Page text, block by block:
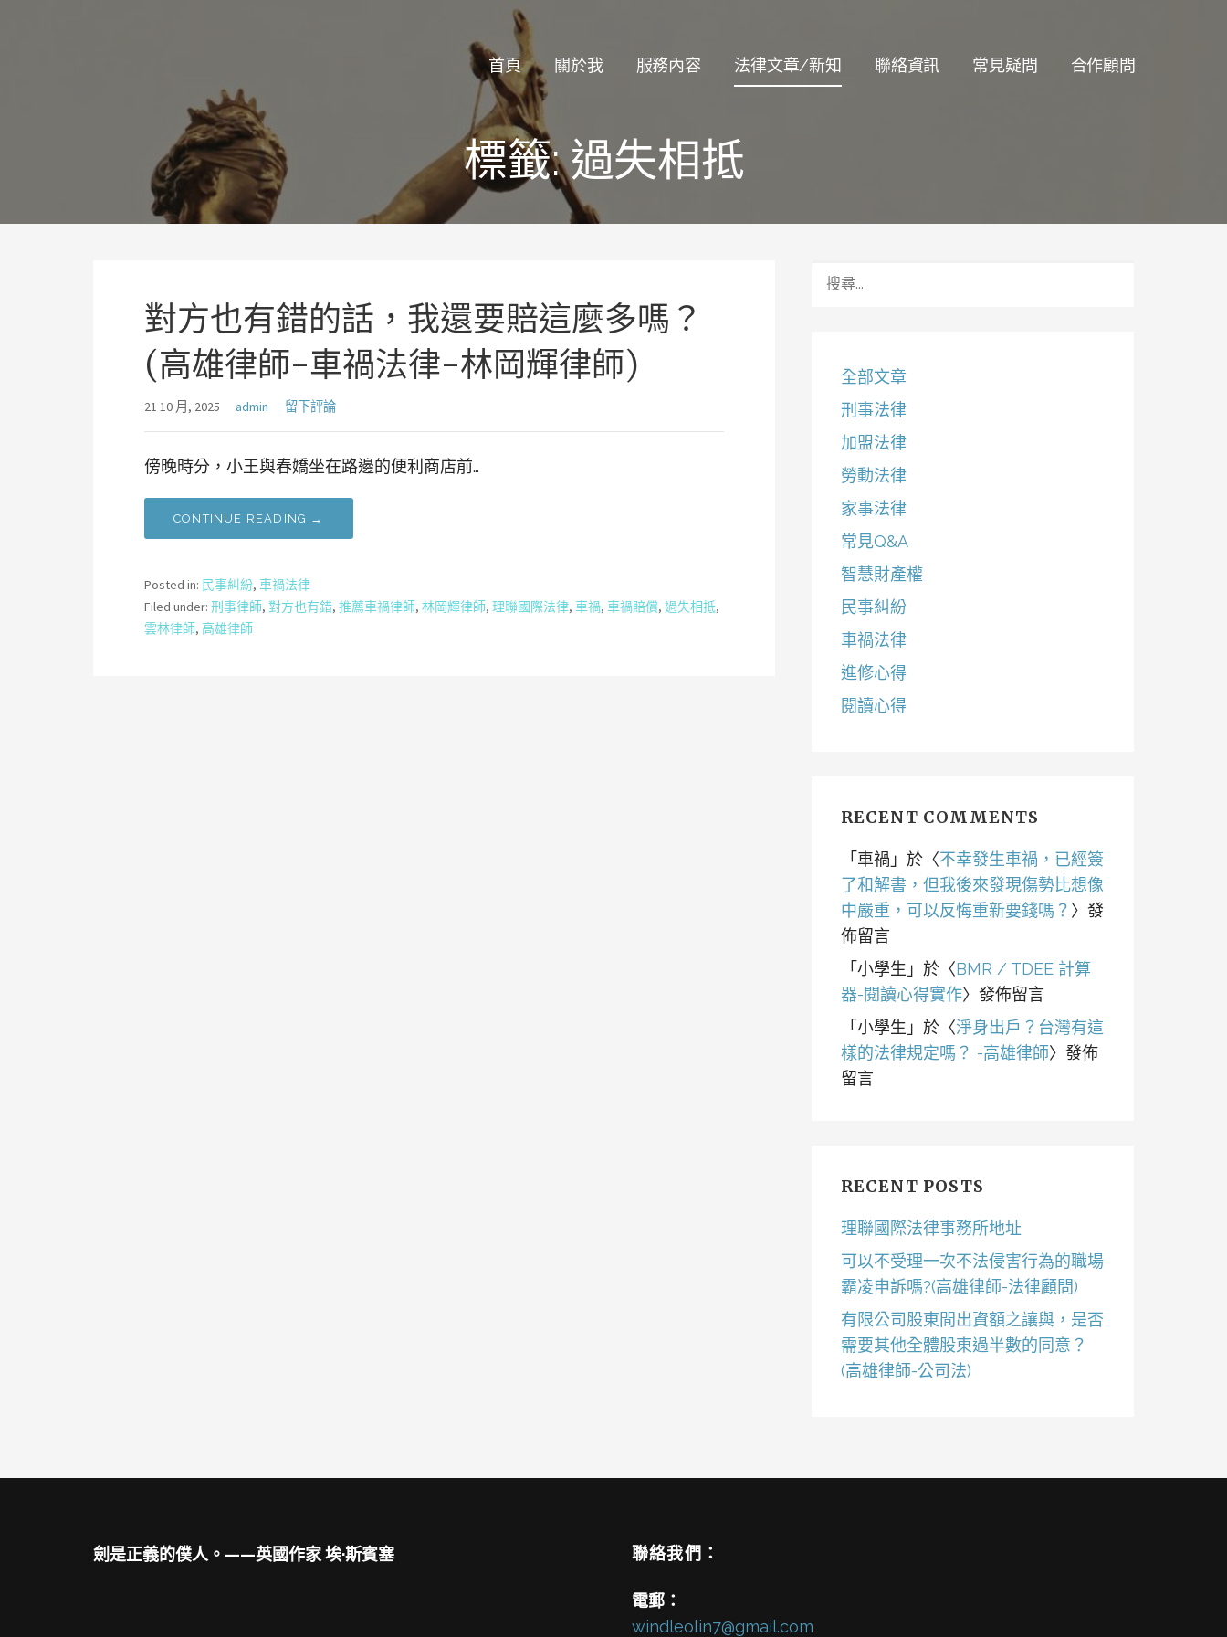
首頁 關於我 服務內容 法律文章/新知 聯絡資訊 常見疑問 合作顧問
標籤:過失相抵
對方也有錯的話，我還要賠這麼多嗎？
(高雄律師-車禍法律-林岡輝律師)
21 10 月, 2025 admin 留下評論
傍晚時分，小王與春嬌坐在路邊的便利商店前…
CONTINUE READING →
Posted in: 民事糾紛, 車禍法律
Filed under: 刑事律師, 對方也有錯, 推薦車禍律師, 林岡輝律師, 理聯國際法律, 車禍, 車禍賠償, 過失相抵,
雲林律師, 高雄律師
全部文章
刑事法律
加盟法律
勞動法律
家事法律
常見Q&A
智慧財產權
民事糾紛
車禍法律
進修心得
閱讀心得
RECENT COMMENTS
「 車禍 」於〈不幸發生車禍，已經簽
了和解書，但我後來發現傷勢比想像
中嚴重，可以反悔重新要錢嗎？ 〉發
佈留言
「 小學生 」於〈BMR / TDEE 計算
器-閱讀心得實作〉發佈留言
「 小學生 」於〈淨身出戶？台灣有這
樣的法律規定嗎？ -高雄律師〉發佈
留言
RECENT POSTS
理聯國際法律事務所地址
可以不受理一次不法侵害行為的職場
霸凌申訴嗎?(高雄律師-法律顧問)
有限公司股東間出資額之讓與，是否
需要其他全體股東過半數的同意？
(高雄律師-公司法)
劍是正義的僕人。——英國作家 埃·斯賓塞 聯絡我們：
電郵：
windleolin7@gmail.com